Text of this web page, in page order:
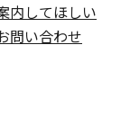
内してほしい
問い合わせ